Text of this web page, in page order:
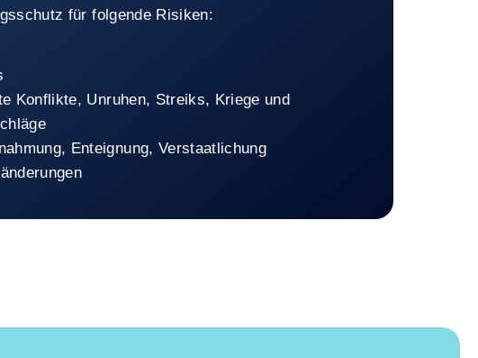
für folgende Risiken:
Konflikte, Unruhen, Streiks, Kriege und
Enteignung, Verstaatlichung